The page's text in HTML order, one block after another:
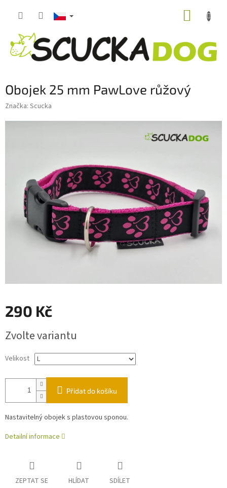
Obojek 25 mm PawLove růžový
Značka: Scucka
290 Kč
cena:
Zvolte variantu
Velikost
Přidat do košíku
Nastavitelný obojek s plastovou sponou.
Detailní informace
ZEPTAT SE HLÍDAT SDÍLET